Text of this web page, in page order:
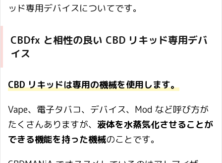
ッド専用デバイスについてです。
CBDfx と相性の良い CBD リキッド専用デバ
イス
CBD リキッドは専用の機械を使用します。
Vape、電子タバコ、デバイス、Mod など呼び方が
たくさんありますが、 液体を水蒸気化させることが
できる機能を持った機械のことです。